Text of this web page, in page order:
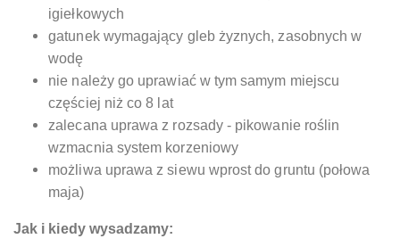
igiełkowych
gatunek wymagający gleb żyznych, zasobnych w
wodę
nie należy go uprawiać w tym samym miejscu
częściej niż co 8 lat
zalecana uprawa z rozsady - pikowanie roślin
wzmacnia system korzeniowy
możliwa uprawa z siewu wprost do gruntu (połowa
maja)
Jak i kiedy wysadzamy: